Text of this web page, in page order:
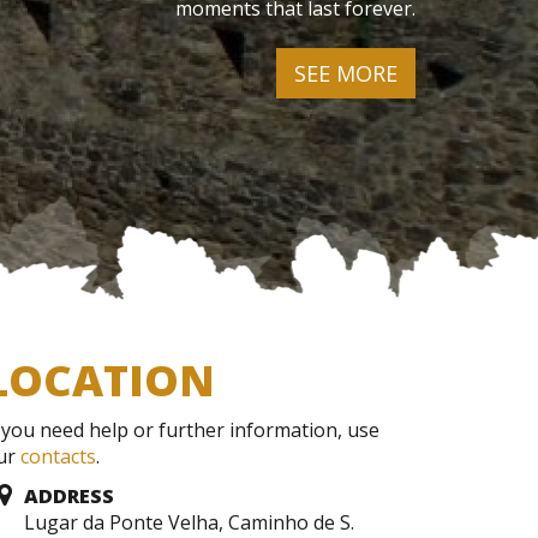
moments that last forever.
SEE MORE
need help or further information, use
contacts.
ADDRESS
Lugar da Ponte Velha, Caminho de S.